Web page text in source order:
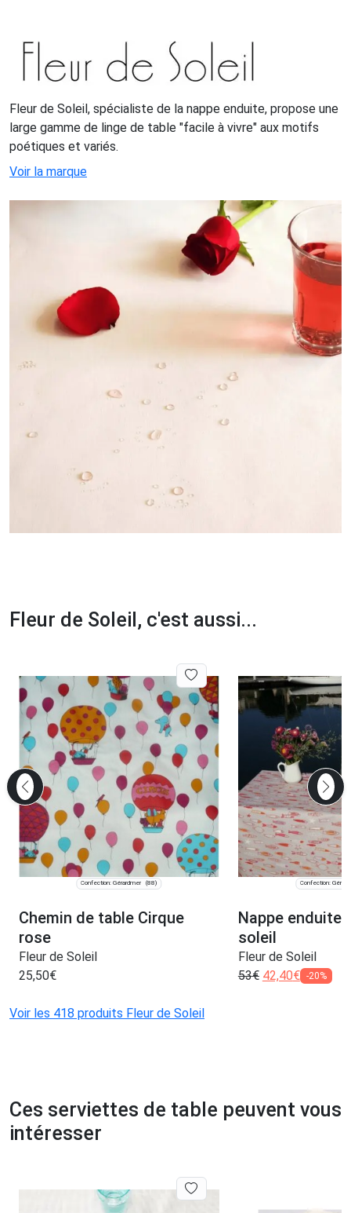
Fleur de Soleil, spécialiste de la nappe enduite, propose une
large gamme de linge de table "facile à vivre" aux motifs
poétiques et variés.
Voir la marque
Fleur de Soleil, c'est aussi...
Confection: Gérardmer (88)
Chemin de table Cirque
rose
Fleur de Soleil
25,50€
Confection:
Nappe enduite
soleil
Fleur de Soleil
53€ 42,40€ -20%
Voir les 418 produits Fleur de Soleil
Ces serviettes de table peuvent vous
intéresser